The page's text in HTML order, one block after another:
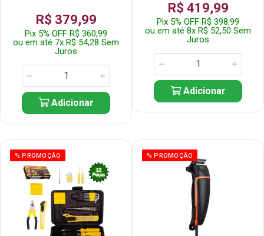
R$ 379,99
Pix 5% OFF R$ 360,99
ou em até 7x R$ 54,28 Sem
Juros
Adicionar
R$ 419,99
Pix 5% OFF R$ 398,99
ou em até 8x R$ 52,50 Sem
Juros
Adicionar
% PROMOÇÃO % PROMOÇÃO